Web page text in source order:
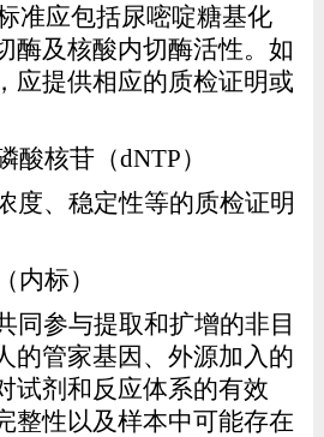
准应包括尿嘧啶糖基化
酶及核酸内切酶活性。如
应提供相应的质检证明或
酸核苷（dNTP）
度、稳定性等的质检证明
内标）
同参与提取和扩增的非目
的管家基因、外源加入的
试剂和反应体系的有效
整性以及样本中可能存在